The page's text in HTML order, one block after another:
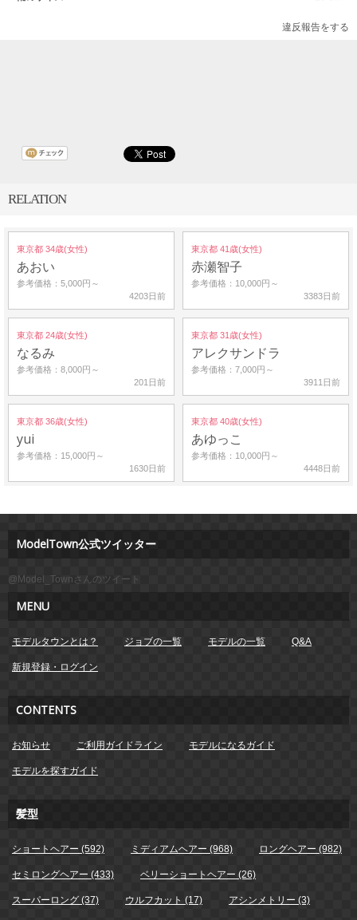
違反報告をする
RELATION
東京都 34歳(女性)
あおい
参考価格：5,000円～
4203日前
東京都 41歳(女性)
赤瀬智子
参考価格：10,000円～
3383日前
東京都 24歳(女性)
なるみ
参考価格：8,000円～
201日前
東京都 31歳(女性)
アレクサンドラ
参考価格：7,000円～
3911日前
東京都 36歳(女性)
yui
参考価格：15,000円～
1630日前
東京都 40歳(女性)
あゆっこ
参考価格：10,000円～
4448日前
ModelTown公式ツイッター
@Model_Townさんのツイート
MENU
モデルタウンとは？ ジョブの一覧 モデルの一覧 Q&A
新規登録・ログイン
CONTENTS
お知らせ ご利用ガイドライン モデルになるガイド
モデルを探すガイド
髪型
ショートヘアー (592) ミディアムヘアー (968) ロングヘアー (982)
セミロングヘアー (433) ベリーショートヘアー (26)
スーパーロング (37) ウルフカット (17) アシンメトリー (3)